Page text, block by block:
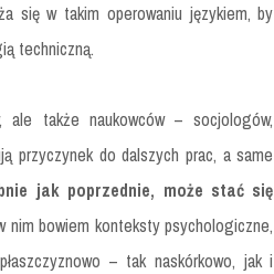
się w takim operowaniu językiem, by
techniczną.
także naukowców – socjologów,
przyczynek do dalszych prac, a same
jak poprzednie, może stać się
nim bowiem konteksty psychologiczne,
– tak naskórkowo, jak i